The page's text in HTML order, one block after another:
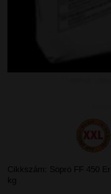
Cikkszám: Sopro FF 450
kg